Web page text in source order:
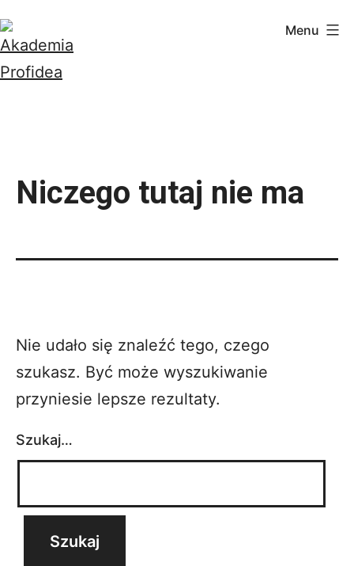
do
treści
Menu
Niczego tutaj nie ma
Nie udało się znaleźć tego, czego
szukasz. Być może wyszukiwanie
przyniesie lepsze rezultaty.
Szukaj…